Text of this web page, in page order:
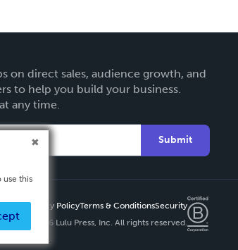
on direct sales, audience growth, and
to help you build your business.
any time.
Submit
Privacy PolicyTerms & ConditionsSecurity
©
2026 Lulu Press, Inc. All rights reserved.
use this